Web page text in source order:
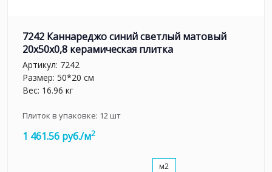
7242 Каннареджо синий светлый матовый
20x50x0,8 керамическая плитка
Артикул: 7242
Размер: 50*20 см
Вес: 16.96 кг
Плиток в упаковке: 12шт
1 461.56 руб./м2
м2